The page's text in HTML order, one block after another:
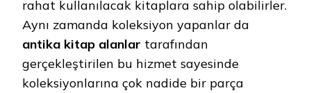
rahat kullanılacak kitaplara sahip olabilirler.
Aynı zamanda koleksiyon yapanlar da
antika kitap alanlar tarafından
gerçekleştirilen bu hizmet sayesinde
koleksiyonlarına çok nadide bir parça